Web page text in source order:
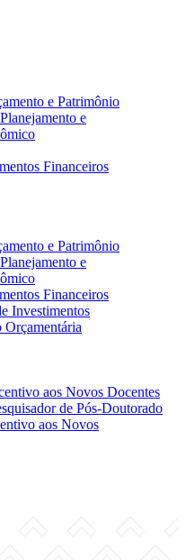
e Patrimônio
e
Financeiros
e Patrimônio
e
Financeiros
Investimentos
Orçamentária
aos Novos Docentes
de Pós-Doutorado
aos Novos